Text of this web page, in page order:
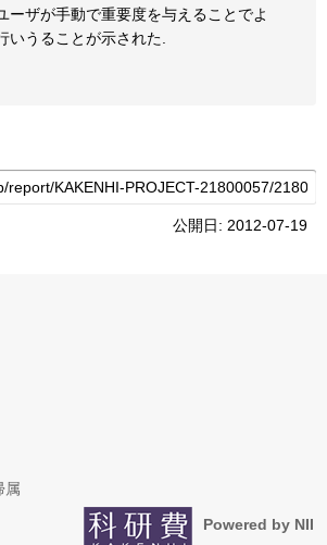
ーザが手動で重要度を与えることでよ
いうることが示された.
公開日: 2012-07-19
属
Powered by NII